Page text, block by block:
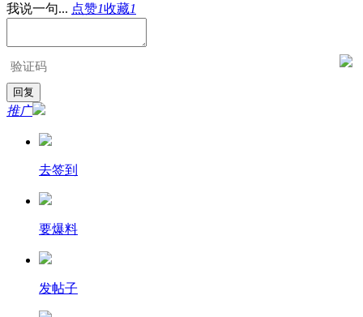
我说一句... 点赞1收藏1
推广
去签到
要爆料
发帖子